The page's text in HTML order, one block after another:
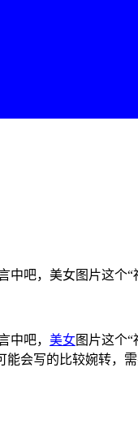
中吧，美女图片这
中吧， 美女图片这个
会写的比较婉转，